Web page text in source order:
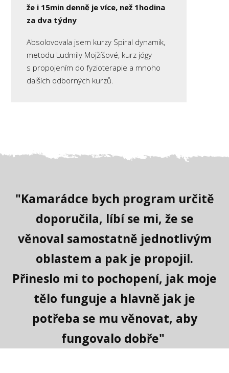
že i 15min denně je více, než 1hodina
za dva týdny
Absolovovala jsem kurzy Spiral dynamik,
metodu Ludmily Mojžíšové, kurz jógy
s propojením do fyzioterapie a mnoho
dalších odborných kurzů.
"Kamarádce bych program určitě
doporučila, líbí se mi, že se
věnoval samostatně jednotlivým
oblastem a pak je propojil.
Přineslo mi to pochopení, jak moje
tělo funguje a hlavně jak je
potřeba se mu věnovat, aby
fungovalo dobře"